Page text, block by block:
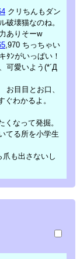
クリちんもダン
破壊猫なのね。
ありそーw
,970 ちっちゃい
ﾀﾝがいっぱい！
可愛いよう(*´Д
目とお口、
わかるよ。
なって発掘。
てる所を小学生
も出さないし